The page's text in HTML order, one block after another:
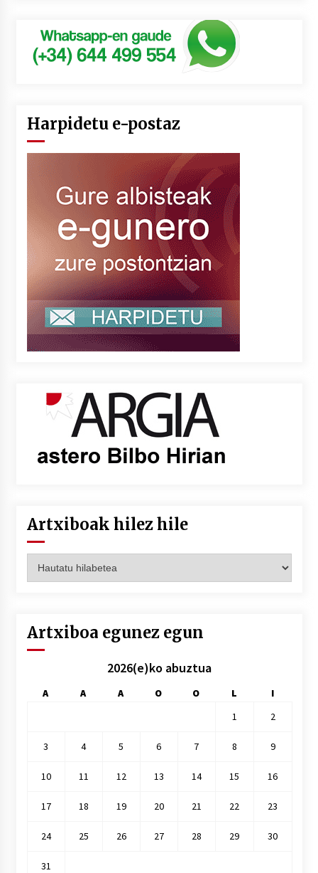
Harpidetu e-postaz
Artxiboak hilez hile
hilez
Artxiboa egunez egun
2026(e)ko abuztua
A A A O O L
I
1
2
3 4 5 6 7 8 9
10 11 12 13 14 15 16
17 18 19 20 21 22 23
24 25 26 27 28 29 30
31